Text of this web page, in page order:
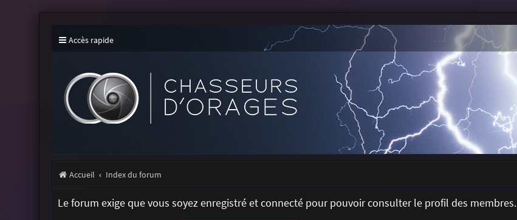
Accès rapide
Accueil Index du forum
Le forum exige que vous soyez enregistré et connecté pour pouvoir consulter le profil des membres.